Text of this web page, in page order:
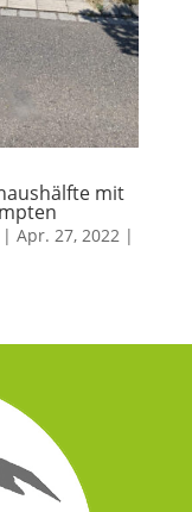
mit
Apr. 27, 2022|